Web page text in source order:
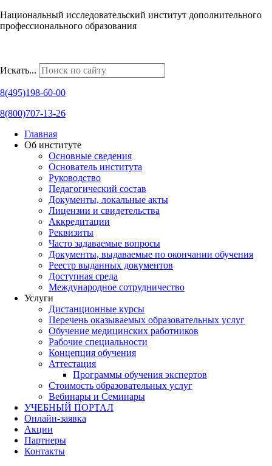
Национальный исследовательский институт дополнительного
профессионального образования
Искать...
8(495)198-60-00
8(800)707-13-26
Главная
Об институте
Основные сведения
Основатель института
Руководство
Педагогический состав
Документы, локальные акты
Лицензии и свидетельства
Аккредитации
Реквизиты
Часто задаваемые вопросы
Документы, выдаваемые по окончании обучения
Реестр выданных документов
Доступная среда
Международное сотрудничество
Услуги
Дистанционные курсы
Перечень оказываемых образовательных услуг
Обучение медицинских работников
Рабочие специальности
Концепция обучения
Аттестация
Программы обучения экспертов
Стоимость образовательных услуг
Вебинары и Семинары
УЧЕБНЫЙ ПОРТАЛ
Онлайн-заявка
Акции
Партнеры
Контакты